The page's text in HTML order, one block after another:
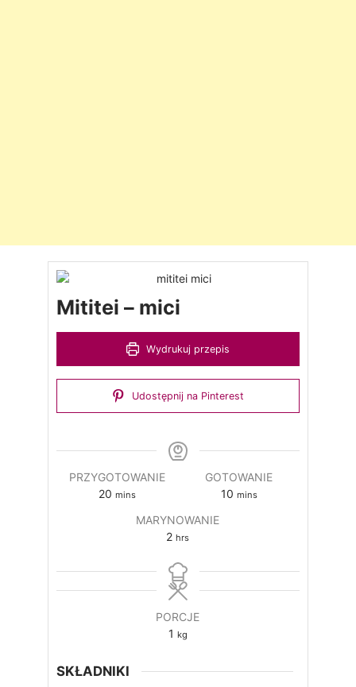
Mititei – mici
Wydrukuj przepis
Udostępnij na Pinterest
PRZYGOTOWANIE
20 mins
GOTOWANIE
10 mins
MARYNOWANIE
2 hrs
PORCJE
1 kg
SKŁADNIKI